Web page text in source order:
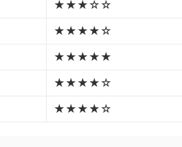
★★★☆☆
★★★★☆
★★★★★
★★★★☆
★★★★☆